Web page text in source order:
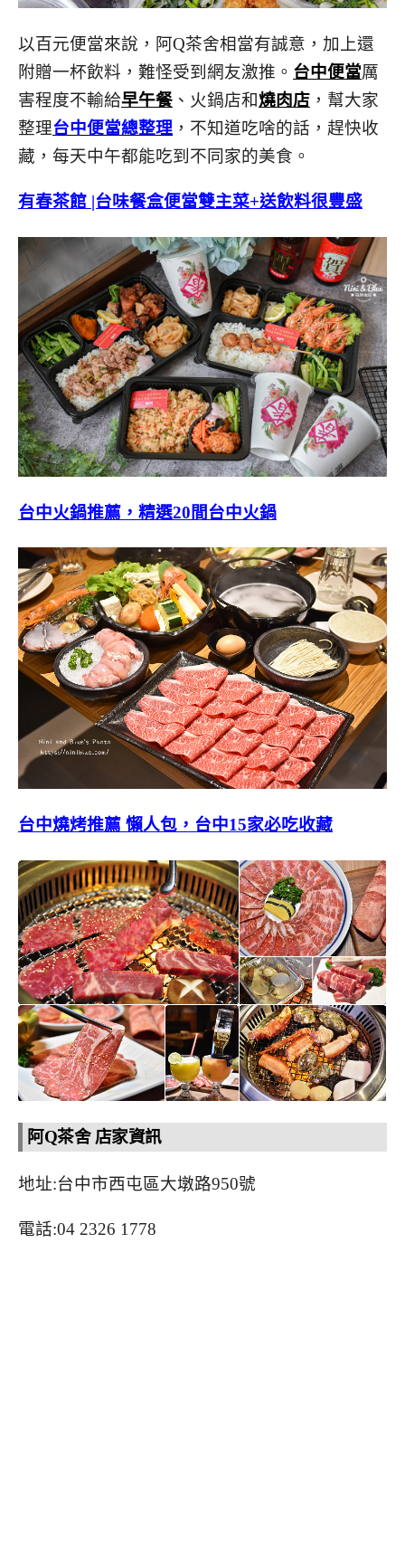
以百元便當來說，阿Q茶舍相當有誠意，加上還
附贈一杯飲料，難怪受到網友激推。 台中便當厲
害程度不輸給早午餐 、火鍋店和燒肉店 ，幫大家
整理台中便當總整理 ，不知道吃啥的話，趕快收
藏，每天中午都能吃到不同家的美食。
有春茶館 |台味餐盒便當雙主菜+送飲料很豐盛
台中火鍋推薦，精選20間台中火鍋
台中燒烤推薦 懶人包，台中15家必吃收藏
阿Q茶舍 店家資訊
地址:台中市西屯區大墩路950號
電話:04 2326 1778